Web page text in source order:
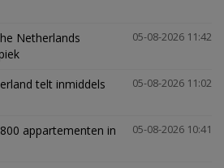
05-08-2026 11:42
Netherlands
05-08-2026 11:02
telt inmiddels
05-08-2026 10:41
appartementen in